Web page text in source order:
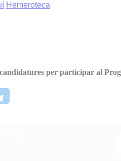
Hemeroteca
per participar al